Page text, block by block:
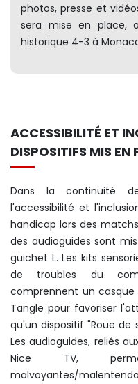
photos, presse et
sera mise en place,
historique 4-3 à
ACCESSIBILITÉ ET
DISPOSITIFS MIS EN
Dans la continuité
l'accessibilité et
handicap lors des
des audioguides sont
guichet L. Les kits
de troubles du
comprennent un casque
Tangle pour favoriser
qu'un dispositif "Roue de
Les audioguides, reliés
Nice TV,
malvoyantes/